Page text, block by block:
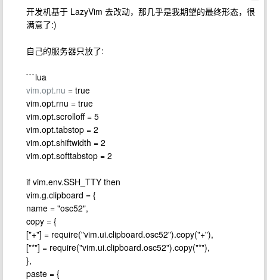
开发机基于 LazyVim 去改动，那几乎是我期望的最终形态，很
满意了:)
自己的服务器只放了:
```lua
vim.opt.nu = true
vim.opt.rnu = true
vim.opt.scrolloff = 5
vim.opt.tabstop = 2
vim.opt.shiftwidth = 2
vim.opt.softtabstop = 2
if vim.env.SSH_TTY then
vim.g.clipboard = {
name = "osc52",
copy = {
["+"] = require("vim.ui.clipboard.osc52").copy("+"),
["*"] = require("vim.ui.clipboard.osc52").copy("*"),
},
paste = {